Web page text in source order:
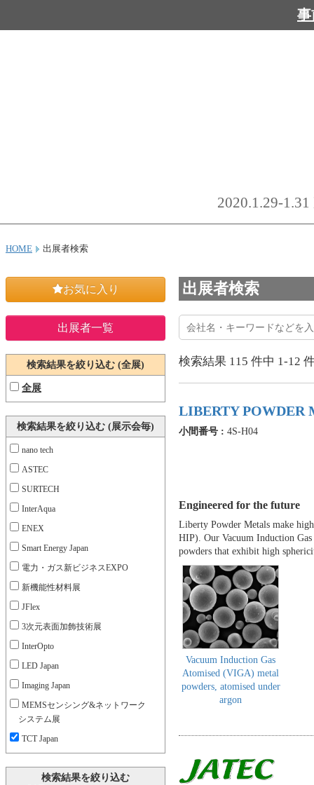
事
2020.1.29-
HOME 出展者検索
お気に入り
出展者一覧
検索結果を絞り込む (全展)
全展
検索結果を絞り込む (展示会毎)
nano tech
ASTEC
SURTECH
InterAqua
ENEX
Smart Energy Japan
電力・ガス新ビジネスEXPO
新機能性材料展
JFlex
3次元表面加飾技術展
InterOpto
LED Japan
Imaging Japan
MEMSセンシング&ネットワーク
システム展
TCT Japan
検索結果を絞り込む
出展者検索
検索結果 115 件中 1-12
LIBERTY POWDER
小間番号 : 4S-H04
Engineered for the future
Liberty Powder Metals make
HIP). Our Vacuum Induction
powders that exhibit high
Vacuum Induction Gas
Atomised (VIGA) metal
powders, atomised under
argon